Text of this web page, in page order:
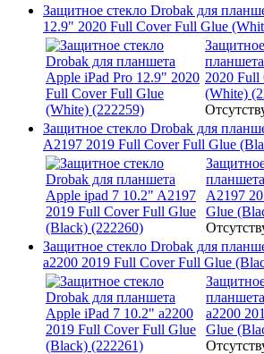
Защитное стекло Drobak для
12.9" 2020 Full Cover Full Glue
2020 Full
(White)
Защитное стекло Drobak для
A2197 2019 Full Cover Full Glue
A2197
Glue
Защитное стекло Drobak для
a2200 2019 Full Cover Full Glue
a2200
Glue